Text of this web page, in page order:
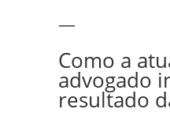
—
Como a
advogado
resultado